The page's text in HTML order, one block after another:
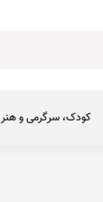
کودک، سرگرمی و هنر